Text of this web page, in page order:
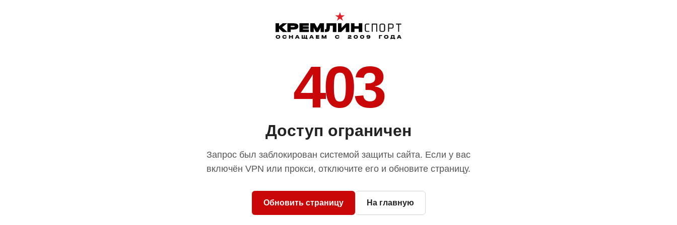
403
Доступ ограничен
Запрос был заблокирован системой защиты сайта. Если у вас
включён VPN или прокси, отключите его и обновите страницу.
Обновить страницу На главную